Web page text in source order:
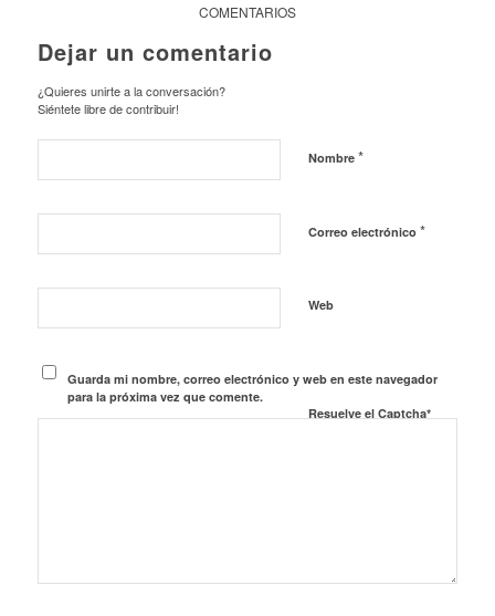
COMENTARIOS
Dejar un comentario
¿Quieres unirte a la conversación?
Siéntete libre de contribuir!
Nombre *
Correo electrónico *
Web
Guarda mi nombre, correo electrónico y web en este navegador
para la próxima vez que comente.
Resuelve el Captcha*